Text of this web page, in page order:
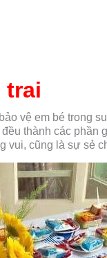
trai
vệ em bé trong
thành các phần
cũng là sự sẻ